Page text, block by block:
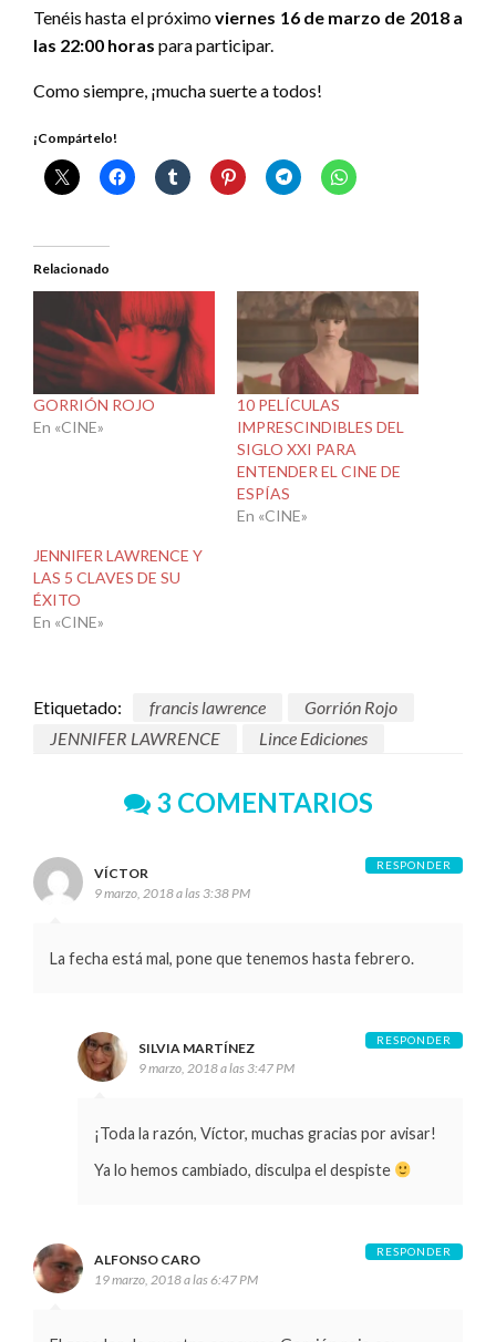
Tenéis hasta el próximoviernes 16 de marzo de 2018 a
las 22:00 horas para participar.
Como siempre, ¡mucha suerte a todos!
¡Compártelo!
Relacionado
GORRIÓN ROJO
En «CINE»
10 PELÍCULAS
IMPRESCINDIBLES DEL
SIGLO XXI PARA
ENTENDER EL CINE DE
ESPÍAS
En «CINE»
JENNIFER LAWRENCE Y
LAS 5 CLAVES DE SU
ÉXITO
En «CINE»
Etiquetado: francis lawrence
Gorrión Rojo
JENNIFER LAWRENCE
Lince Ediciones
3 COMENTARIOS
VÍCTOR
9 marzo, 2018 a las 3:38 PM
La fecha está mal, pone que tenemos hasta febrero.
RESPONDER
SILVIA MARTÍNEZ
9 marzo, 2018 a las 3:47 PM
¡Toda la razón, Víctor, muchas gracias por avisar!
Ya lo hemos cambiado, disculpa el despiste
RESPONDER
ALFONSO CARO
19 marzo, 2018 a las 6:47 PM
RESPONDER